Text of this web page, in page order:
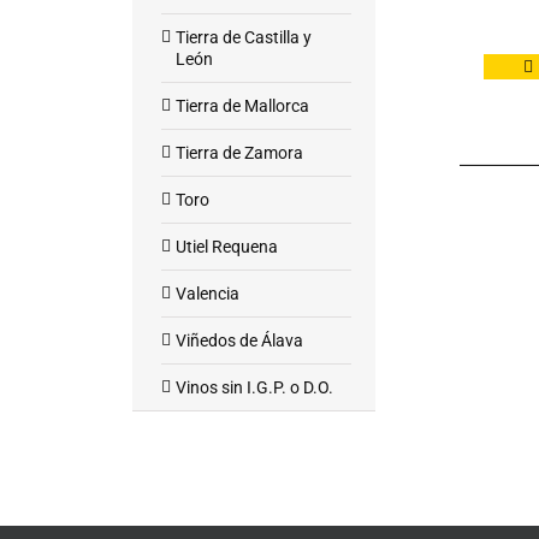
Tierra de Castilla y
León
Tierra de Mallorca
Tierra de Zamora
Toro
Utiel Requena
Valencia
Viñedos de Álava
Vinos sin I.G.P. o D.O.